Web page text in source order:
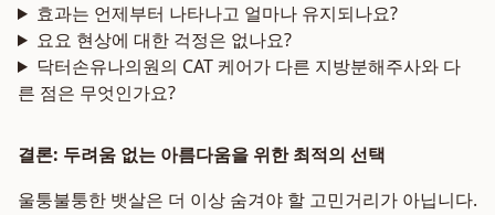
효과는 언제부터 나타나고 얼마나 유지되나요?
요요 현상에 대한 걱정은 없나요?
닥터손유나의원의 CAT 케어가 다른 지방분해주사와 다
른 점은 무엇인가요?
결론: 두려움 없는 아름다움을 위한 최적의 선택
울퉁불퉁한 뱃살은 더 이상 숨겨야 할 고민거리가 아닙니다.